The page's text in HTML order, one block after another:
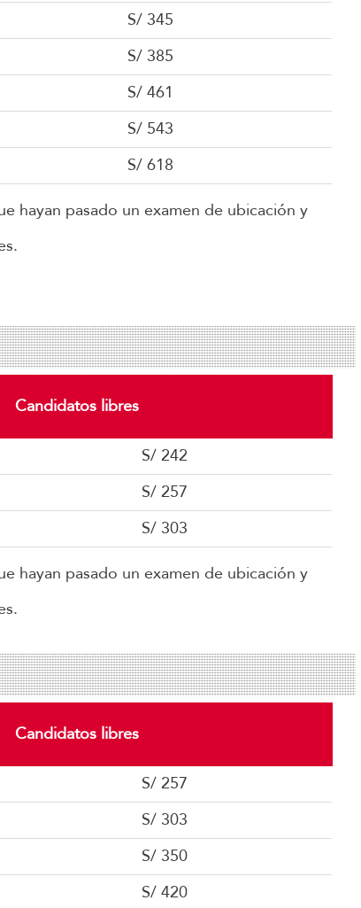
S/ 345
S/ 385
S/ 461
S/ 543
S/ 618
hayan pasado un examen de ubicación y
Candidatos libres
S/ 242
S/ 257
S/ 303
hayan pasado un examen de ubicación y
Candidatos libres
S/ 257
S/ 303
S/ 350
S/ 420